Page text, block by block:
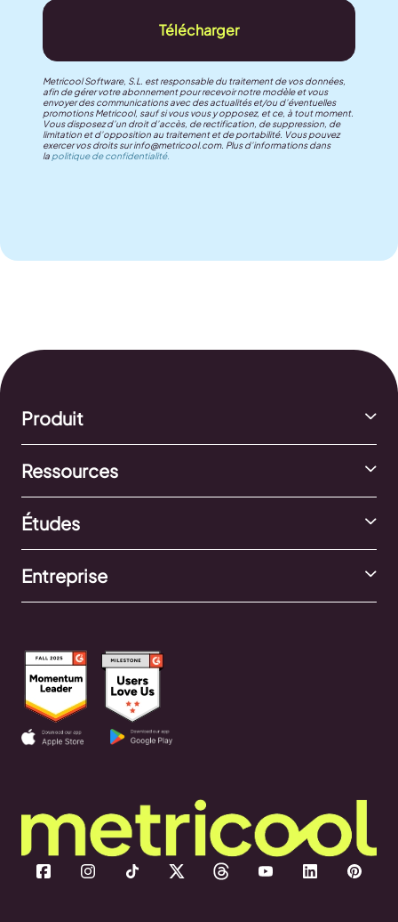
Télécharger
Metricool Software, S.L. est responsable du traitement de vos données,
afin de gérer votre abonnement pour recevoir notre modèle et vous
envoyer des communications avec des actualités et/ou d’éventuelles
promotions Metricool, sauf si vous vous y opposez, et ce, à tout moment.
Vous disposez d’un droit d’accès, de rectification, de suppression, de
limitation et d’opposition au traitement et de portabilité. Vous pouvez
exercer vos droits surinfo@metricool.com. Plus d’informations dans
la politique de confidentialité.
Produit
Ressources
Études
Entreprise